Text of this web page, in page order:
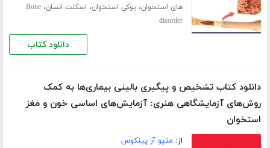
های استخوان، پوکی استخوان، اسکلت انسان،Bone
disorder
دانلود کتاب
دانلود کتاب تشخیص و پیگیری بالینی بیماری‌ها به کمک
روش‌های آزمایشگاهی هنری: آزمایش‌های اساسی خون و مغز
استخوان
از: متیو آر پینکوس